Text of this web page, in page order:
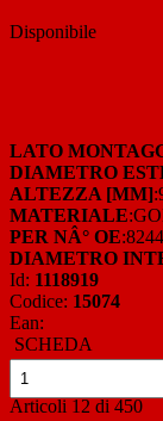
Disponibile
LATO
DIAMETRO
ALTEZZA [MM]
MATERIALE
PER NÂ° OE
DIAMETRO
Id: 1118919
Codice: 15074
Ean:
SCHEDA
Articoli 12 di 450